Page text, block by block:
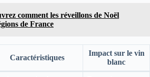
comment les réveillons de Noël
de France
Caractéristiques
Impact sur le vin
blanc